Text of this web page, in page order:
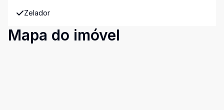
Zelador
Mapa do imóvel